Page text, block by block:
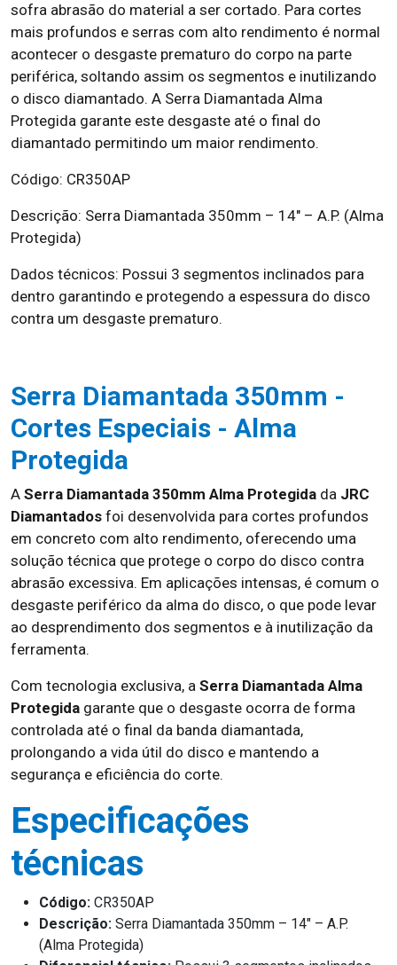
sofra abrasão do material a ser cortado. Para cortes
mais profundos e serras com alto rendimento é normal
acontecer o desgaste prematuro do corpo na parte
periférica, soltando assim os segmentos e inutilizando
o disco diamantado. A Serra Diamantada Alma
Protegida garante este desgaste até o final do
diamantado permitindo um maior rendimento.
Código: CR350AP
Descrição: Serra Diamantada 350mm – 14″ – A.P. (Alma
Protegida)
Dados técnicos: Possui 3 segmentos inclinados para
dentro garantindo e protegendo a espessura do disco
contra um desgaste prematuro.
Serra Diamantada 350mm -
Cortes Especiais - Alma
Protegida
A Serra Diamantada 350mm Alma Protegida da JRC
Diamantados foi desenvolvida para cortes profundos
em concreto com alto rendimento, oferecendo uma
solução técnica que protege o corpo do disco contra
abrasão excessiva. Em aplicações intensas, é comum o
desgaste periférico da alma do disco, o que pode levar
ao desprendimento dos segmentos e à inutilização da
ferramenta.
Com tecnologia exclusiva, a Serra Diamantada Alma
Protegida garante que o desgaste ocorra de forma
controlada até o final da banda diamantada,
prolongando a vida útil do disco e mantendo a
segurança e eficiência do corte.
Especificações
técnicas
Código: CR350AP
Descrição: Serra Diamantada 350mm – 14″ – A.P.
(Alma Protegida)